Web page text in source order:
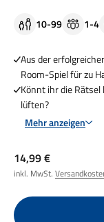
10-99 1-4
Aus der
Room-Spiel für zu
Könnt ihr die
lüften?
Mehr anzeigen
Angebot
14,99 €
inkl. MwSt.